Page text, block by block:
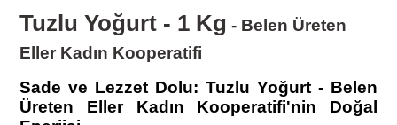
Tuzlu Yoğurt - 1 Kg - Belen Üreten
Eller Kadın Kooperatifi
Sade ve Lezzet Dolu: Tuzlu Yoğurt - Belen
Üreten Eller Kadın Kooperatifi'nin Doğal